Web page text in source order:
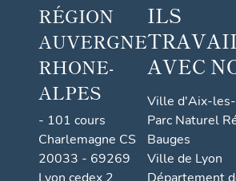
RÉGION
AUVERGNE
RHONE-
ALPES
- 101 cours
Charlemagne CS
20033 - 69269
ILS
AVEC
Ville d'Aix-
Parc Naturel
Bauges
Ville de Lyon